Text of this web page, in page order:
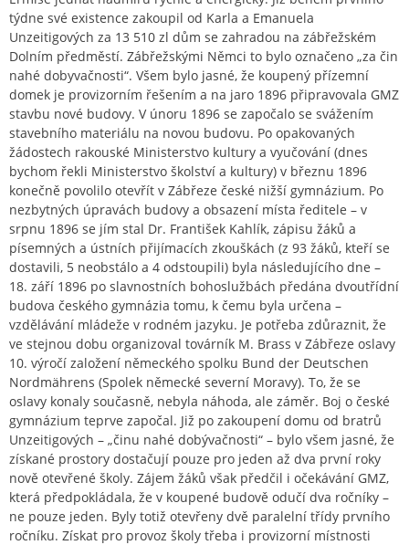
týdne své existence zakoupil od Karla a Emanuela
Unzeitigových za 13 510 zl dům se zahradou na zábřežském
Dolním předměstí. Zábřežskými Němci to bylo označeno „za čin
nahé dobyvačnosti“. Všem bylo jasné, že koupený přízemní
domek je provizorním řešením a na jaro 1896 připravovala GMZ
stavbu nové budovy. V únoru 1896 se započalo se svážením
stavebního materiálu na novou budovu. Po opakovaných
žádostech rakouské Ministerstvo kultury a vyučování (dnes
bychom řekli Ministerstvo školství a kultury) v březnu 1896
konečně povolilo otevřít v Zábřeze české nižší gymnázium. Po
nezbytných úpravách budovy a obsazení místa ředitele – v
srpnu 1896 se jím stal Dr. František Kahlík, zápisu žáků a
písemných a ústních přijímacích zkouškách (z 93 žáků, kteří se
dostavili, 5 neobstálo a 4 odstoupili) byla následujícího dne –
18. září 1896 po slavnostních bohoslužbách předána dvoutřídní
budova českého gymnázia tomu, k čemu byla určena –
vzdělávání mládeže v rodném jazyku. Je potřeba zdůraznit, že
ve stejnou dobu organizoval továrník M. Brass v Zábřeze oslavy
10. výročí založení německého spolku Bund der Deutschen
Nordmährens (Spolek německé severní Moravy). To, že se
oslavy konaly současně, nebyla náhoda, ale záměr. Boj o české
gymnázium teprve započal. Již po zakoupení domu od bratrů
Unzeitigových – „činu nahé dobývačnosti“ – bylo všem jasné, že
získané prostory dostačují pouze pro jeden až dva první roky
nově otevřené školy. Zájem žáků však předčil i očekávání GMZ,
která předpokládala, že v koupené budově odučí dva ročníky –
ne pouze jeden. Byly totiž otevřeny dvě paralelní třídy prvního
ročníku. Získat pro provoz školy třeba i provizorní místnosti